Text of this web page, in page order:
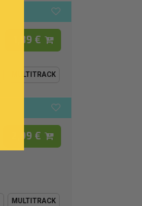
1,89 €
MULTITRACK
2,99 €
MULTITRACK